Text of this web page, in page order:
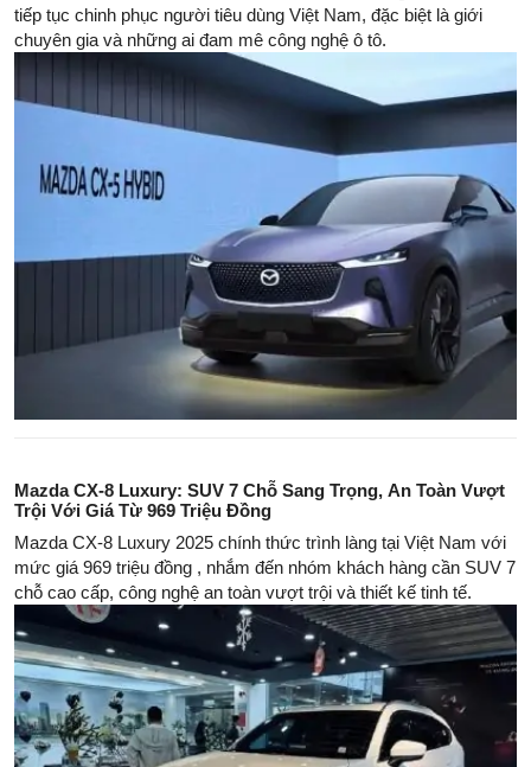
tiếp tục chinh phục người tiêu dùng Việt Nam, đặc biệt là giới
chuyên gia và những ai đam mê công nghệ ô tô.
Mazda CX-8 Luxury: SUV 7 Chỗ Sang Trọng, An Toàn Vượt
Trội Với Giá Từ 969 Triệu Đồng
Mazda CX-8 Luxury 2025 chính thức trình làng tại Việt Nam với
mức giá 969 triệu đồng , nhắm đến nhóm khách hàng cần SUV 7
chỗ cao cấp, công nghệ an toàn vượt trội và thiết kế tinh tế.